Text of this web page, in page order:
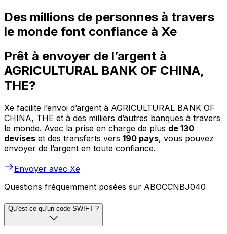
Des millions de personnes à travers
le monde font confiance à Xe
Prêt à envoyer de l’argent à
AGRICULTURAL BANK OF CHINA,
THE?
Xe facilite l’envoi d’argent à AGRICULTURAL BANK OF
CHINA, THE et à des milliers d’autres banques à travers
le monde. Avec la prise en charge de plus de 130
devises et des transferts vers 190 pays, vous pouvez
envoyer de l’argent en toute confiance.
Envoyer avec Xe
Questions fréquemment posées sur ABOCCNBJ040
Qu’est-ce qu’un code SWIFT ?